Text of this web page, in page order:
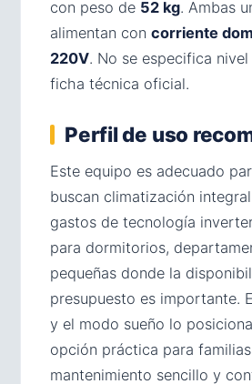
con peso de 52 kg. Ambas
alimentan con corriente
220V. No se especifica
ficha técnica oficial.
Perfil de uso
Este equipo es adecuado
buscan climatización
gastos de tecnología
para dormitorios,
pequeñas donde la
presupuesto es importante.
y el modo sueño lo
opción práctica para
mantenimiento sencillo y